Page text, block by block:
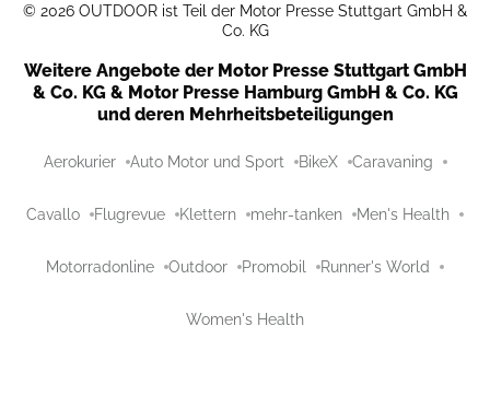
© 2026 OUTDOOR ist Teil der Motor Presse Stuttgart GmbH &
Co. KG
Weitere Angebote der Motor Presse Stuttgart GmbH
& Co. KG & Motor Presse Hamburg GmbH & Co. KG
und deren Mehrheitsbeteiligungen
Aerokurier Auto Motor und Sport BikeX Caravaning
Cavallo Flugrevue Klettern mehr-tanken Men's Health
Motorradonline Outdoor Promobil Runner's World
Women's Health